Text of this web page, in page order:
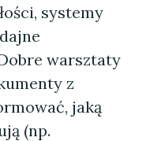
systemy
warsztaty
z
jaką
(np.